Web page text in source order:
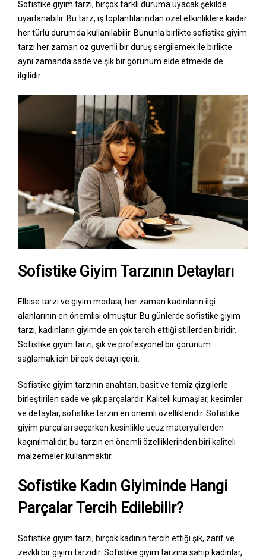
Sofistike giyim tarzı, birçok farklı duruma uyacak şekilde
uyarlanabilir. Bu tarz, iş toplantılarından özel etkinliklere kadar
her türlü durumda kullanılabilir. Bununla birlikte sofistike giyim
tarzı her zaman öz güvenli bir duruş sergilemek ile birlikte
aynı zamanda sade ve şık bir görünüm elde etmekle de
ilgilidir.
Sofistike Giyim Tarzının Detayları
Elbise tarzı ve giyim modası, her zaman kadınların ilgi
alanlarının en önemlisi olmuştur. Bu günlerde sofistike giyim
tarzı, kadınların giyimde en çok tercih ettiği stillerden biridir.
Sofistike giyim tarzı, şık ve profesyonel bir görünüm
sağlamak için birçok detayı içerir.
Sofistike giyim tarzının anahtarı, basit ve temiz çizgilerle
birleştirilen sade ve şık parçalardır. Kaliteli kumaşlar, kesimler
ve detaylar, sofistike tarzın en önemli özellikleridir. Sofistike
giyim parçaları seçerken kesinlikle ucuz materyallerden
kaçınılmalıdır, bu tarzın en önemli özelliklerinden biri kaliteli
malzemeler kullanmaktır.
Sofistike Kadın Giyiminde Hangi
Parçalar Tercih Edilebilir?
Sofistike giyim tarzı, birçok kadının tercih ettiği şık, zarif ve
zevkli bir giyim tarzıdır. Sofistike giyim tarzına sahip kadınlar,